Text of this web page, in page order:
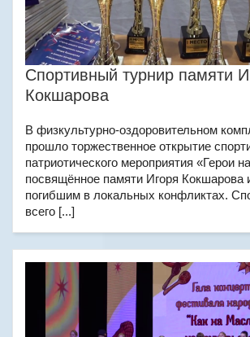
Спортивный турнир памяти
Кокшарова
В физкультурно-оздоровительном
прошло торжественное открытие
патриотического мероприятия «Герои
посвящённое памяти Игоря Кокшарова
погибшим в локальных конфликтах.
всего [...]